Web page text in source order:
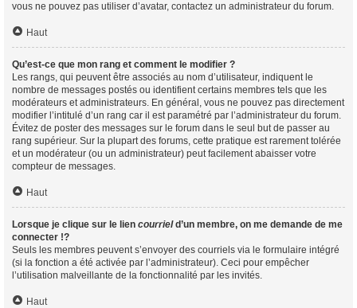
vous ne pouvez pas utiliser d’avatar, contactez un administrateur du forum.
Haut
Qu’est-ce que mon rang et comment le modifier ?
Les rangs, qui peuvent être associés au nom d’utilisateur, indiquent le
nombre de messages postés ou identifient certains membres tels que les
modérateurs et administrateurs. En général, vous ne pouvez pas directement
modifier l’intitulé d’un rang car il est paramétré par l’administrateur du forum.
Évitez de poster des messages sur le forum dans le seul but de passer au
rang supérieur. Sur la plupart des forums, cette pratique est rarement tolérée
et un modérateur (ou un administrateur) peut facilement abaisser votre
compteur de messages.
Haut
Lorsque je clique sur le lien courrield’un membre, on me demande de me
connecter !?
Seuls les membres peuvent s’envoyer des courriels via le formulaire intégré
(si la fonction a été activée par l’administrateur). Ceci pour empêcher
l’utilisation malveillante de la fonctionnalité par les invités.
Haut